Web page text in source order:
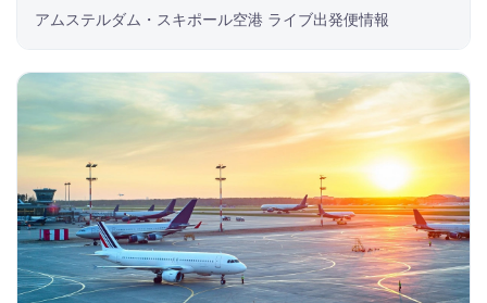
アムステルダム・スキポール空港 ライブ出発便情報